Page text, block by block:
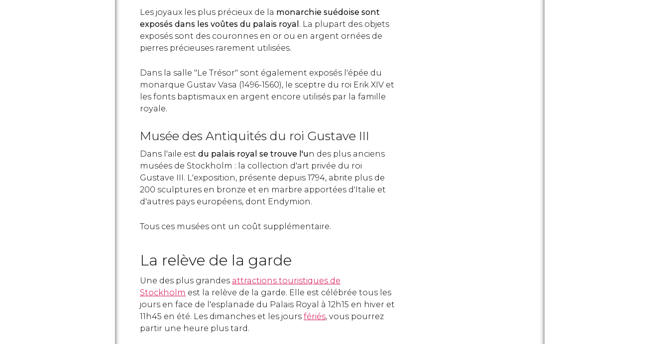
Les joyaux les plus précieux de la monarchie suédoise sont
exposés dans les voûtes du palais royal . La plupart des objets
exposés sont des couronnes en or ou en argent ornées de
pierres précieuses rarement utilisées.
Dans la salle "Le Trésor" sont également exposés l'épée du
monarque Gustav Vasa (1496-1560), le sceptre du roi Erik XIV et
les fonts baptismaux en argent encore utilisés par la famille
royale.
Musée des Antiquités du roi Gustave III
Dans l'aile est du palais royal se trouve l'un des plus anciens
musées de Stockholm : la collection d'art privée du roi
Gustave III. L'exposition, présente depuis 1794, abrite plus de
200 sculptures en bronze et en marbre apportées d'Italie et
d'autres pays européens, dont Endymion.
Tous ces musées ont un coût supplémentaire.
La relève de la garde
Une des plus grandes attractions touristiques de
Stockholm est la relève de la garde. Elle est célébrée tous les
jours en face de l'esplanade du Palais Royal à 12h15 en hiver et
11h45 en été. Les dimanches et les jours fériés, vous pourrez
partir une heure plus tard.